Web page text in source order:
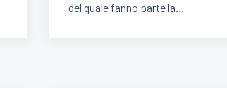
del quale fanno parte la…